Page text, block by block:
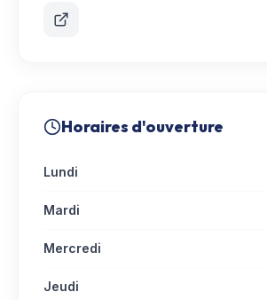
Horaires d'ouverture
Lundi
Mardi
Mercredi
Jeudi